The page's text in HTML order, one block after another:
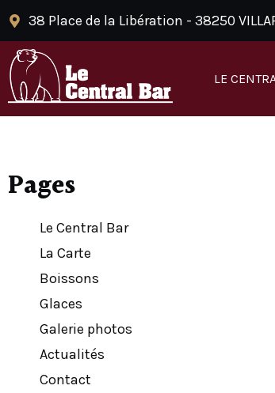
38 Place de la Libération - 38250
LE
Pages
Le Central Bar
La Carte
Boissons
Glaces
Galerie photos
Actualités
Contact